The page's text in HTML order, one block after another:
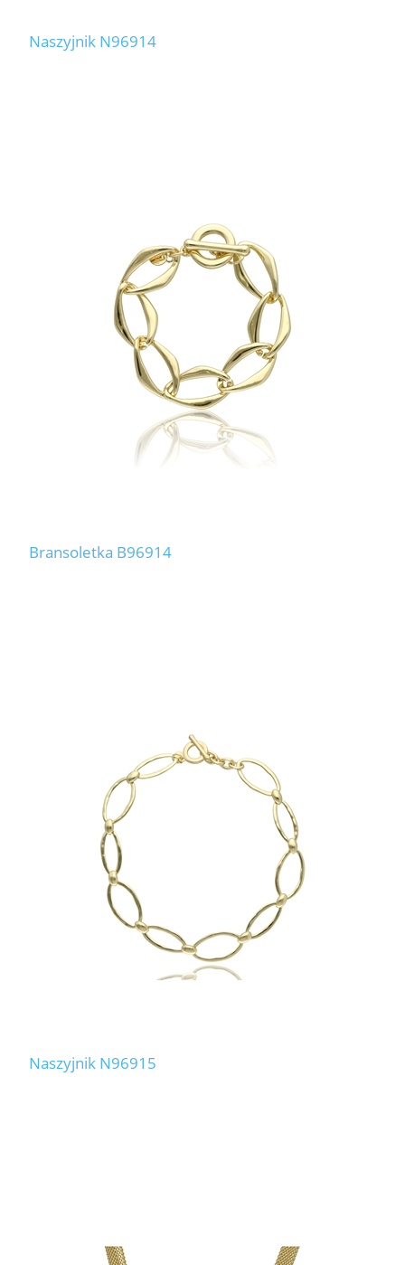
Naszyjnik N96914
Bransoletka B96914
Naszyjnik N96915